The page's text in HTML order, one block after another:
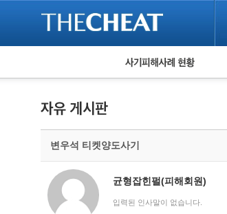
피해사례 현황
보이스피싱 피해사례
유해사이트 목록
비공개 피해사례
워킹홀리데이 피해사례
변우석 티켓양도사기
균형잡힌펄(피해회원)
입력된 인사말이 없습니다.